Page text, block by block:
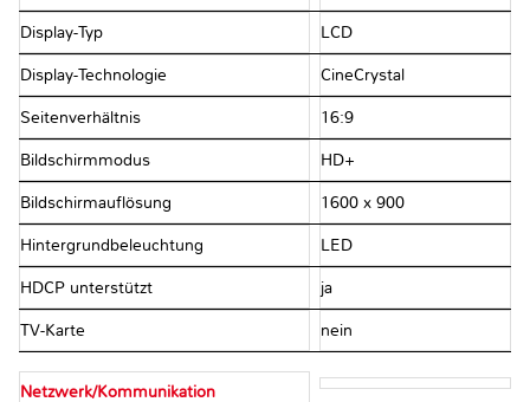
Display-Typ LCD
Display-Technologie CineCrystal
Seitenverhältnis 16:9
Bildschirmmodus HD+
Bildschirmauflösung 1600 x 900
Hintergrundbeleuchtung LED
HDCP unterstützt ja
TV-Karte nein
Netzwerk/Kommunikation